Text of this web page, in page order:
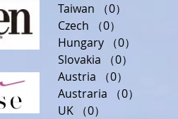
Taiwan
（0）
Czech
（0）
Hungary
（0）
Slovakia
（0）
Austria
（0）
Austraria
（0）
UK
（0）